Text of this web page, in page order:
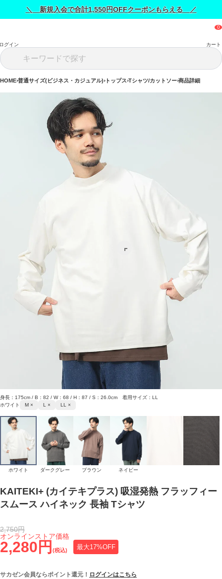
＼ 新規入会で合計1,550円OFFクーポンもらえる ／
グイン カート
HOME 普通サイズ(ビジネス・カジュアル) トップス Tシャツ/カットソー 商品詳細
KAITEKI+ (カイテキプラス) 吸湿発熱 フラッフィー
スムース ハイネック 長袖 Tシャツ
2,280円 (税込) 最大17%OFF
オンラインストア価格
2,750円
サカゼン会員ならポイント還元！ ログインはこちら
身長：175cm / B：82 / W：68 / H：87 / S：26.0cm 着用サイズ：LL
ホワイト
M × L × LL ×
ホワイト ダークグレー ブラウン ネイビー